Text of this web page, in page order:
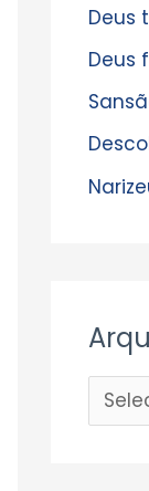
Deus
Deus